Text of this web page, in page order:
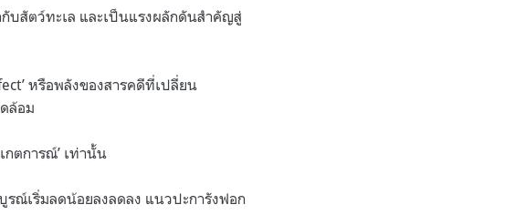
บสัตว์ทะเล และเป็นแรงผลักดันสำคัญสู่
หรือพลังของสารคดีที่เปลี่ยน
ล้อม
กตการณ์’ เท่านั้น
รณ์เริ่มลดน้อยลงลดลง แนวปะการังฟอก